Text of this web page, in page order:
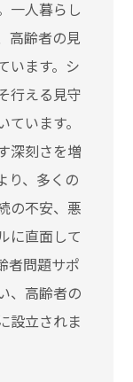
一人暮らし
高齢者の見
います。シ
行える見守
います。
深刻さを増
り、多くの
の不安、悪
に直面して
者問題サポ
、高齢者の
設立されま